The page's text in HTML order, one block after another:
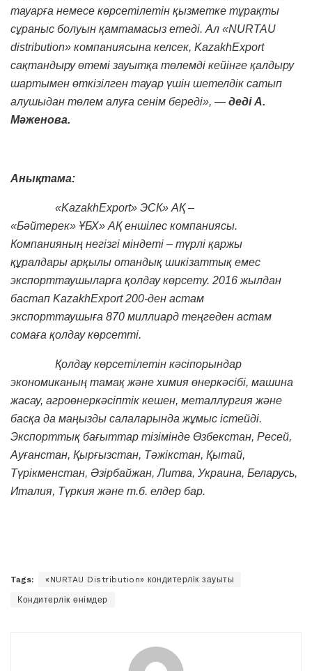
тауарға немесе көрсетілетін қызметке тұрақты
сұраныс болуын қамтамасыз етеді. Ал «NURTAU
distribution» компаниясына келсек, KazakhExport
сақтандыру өтемі зауытқа төлемді кейінге қалдыру
шартымен өткізілген тауар үшін шетелдік сатып
алушыдан төлем алуға сенім береді», — деді А.
Мәженова.
Анықтама:
​ «KazakhExport» ЭСК» АҚ –
«Бәйтерек» ҰБХ» АҚ еншілес компаниясы.
Компанияның негізгі міндеті – түрлі қаржы
құралдары арқылы отандық шикізаттық емес
экспорттаушыларға қолдау көрсету. 2016 жылдан
бастап KazakhExport 200-ден астам
экспорттаушыға 870 миллиард теңгеден астам
сомаға қолдау көрсетті.
​ Қолдау көрсетілетін кәсіпорындар
экономиканың тамақ және химия өнеркәсібі, машина
жасау, агроөнеркәсіптік кешен, металлургия және
басқа да маңызды салаларында жұмыс істейді.
Экспорттық бағыттар тізімінде Өзбекстан, Ресей,
Ауғанстан, Қырғызстан, Тәжікстан, Қытай,
Түрікменстан, Әзірбайжан, Литва, Украина, Беларусь,
Италия, Түркия және т.б. елдер бар.
Tags: «NURTAU Distribution» кондитерлік зауыты
Кондитерлік өнімдер